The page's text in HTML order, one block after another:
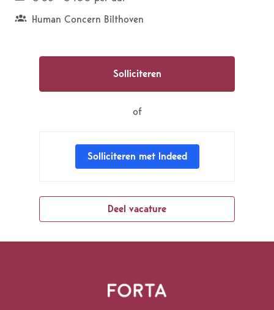
Human Concern Bilthoven
Solliciteren
of
Solliciteren met Indeed
Deel vacature
Homepagina